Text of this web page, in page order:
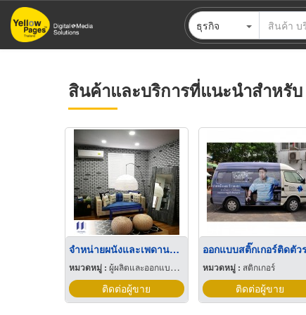
ข้าม
ไป
ธุรกิจ
สินค้าและบริการที่แนะนำสำหรับ
จำหน่ายผนังและเพดานกันความร้อน ISO Panel
หมวดหมู่ : ผู้ผลิตและออกแบบติดตั้งห้องเย็น
ติดต่อผู้ขาย
หมวดหมู่ : สติกเกอร์
ติดต่อผู้ขาย